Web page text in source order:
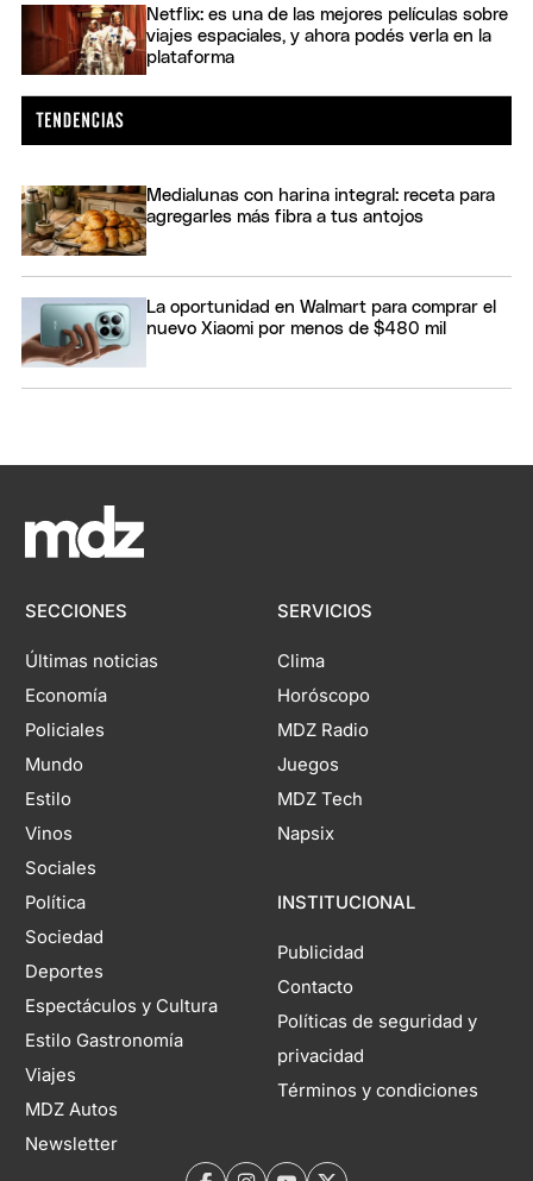
Netflix: es una de las mejores películas sobre
viajes espaciales, y ahora podés verla en la
plataforma
Medialunas con harina integral: receta para
agregarles más fibra a tus antojos
La oportunidad en Walmart para comprar el
nuevo Xiaomi por menos de $480 mil
SECCIONES
Últimas noticias
Economía
Policiales
Mundo
Estilo
Vinos
Sociales
Política
Sociedad
Deportes
Espectáculos y Cultura
Estilo Gastronomía
Viajes
MDZ Autos
Newsletter
SERVICIOS
Clima
Horóscopo
MDZ Radio
Juegos
MDZ Tech
Napsix
INSTITUCIONAL
Publicidad
Contacto
Políticas de seguridad y
privacidad
Términos y condiciones